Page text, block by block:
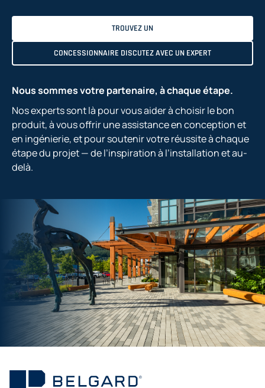
TROUVEZ UN
CONCESSIONNAIRE DISCUTEZ AVEC UN EXPERT
Nous sommes votre partenaire, à chaque étape.
Nos experts sont là pour vous aider à choisir le bon
produit, à vous offrir une assistance en conception et
en ingénierie, et pour soutenir votre réussite à chaque
étape du projet — de l’inspiration à l’installation et au-
delà.